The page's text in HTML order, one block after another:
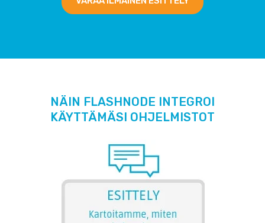
NÄIN FLASHNODE INTEGROI
KÄYTTÄMÄSI OHJELMISTOT